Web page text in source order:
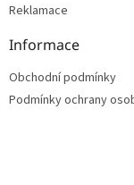
Reklamace
Informace
Obchodní podmínky
Podmínky ochrany